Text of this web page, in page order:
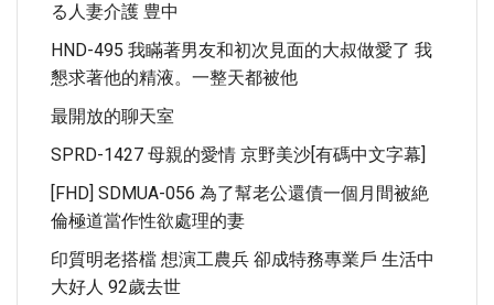
る人妻介護 豊中
HND-495 我瞞著男友和初次見面的大叔做愛了 我
懇求著他的精液。一整天都被他
最開放的聊天室
SPRD-1427 母親的愛情 京野美沙[有碼中文字幕]
[FHD] SDMUA-056 為了幫老公還債一個月間被絶
倫極道當作性欲處理的妻
印質明老搭檔 想演工農兵 卻成特務專業戶 生活中
大好人 92歲去世